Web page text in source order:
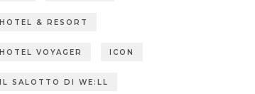
HOTEL & RESORT
HOTEL VOYAGER ICON
IL SALOTTO DI WE:LL